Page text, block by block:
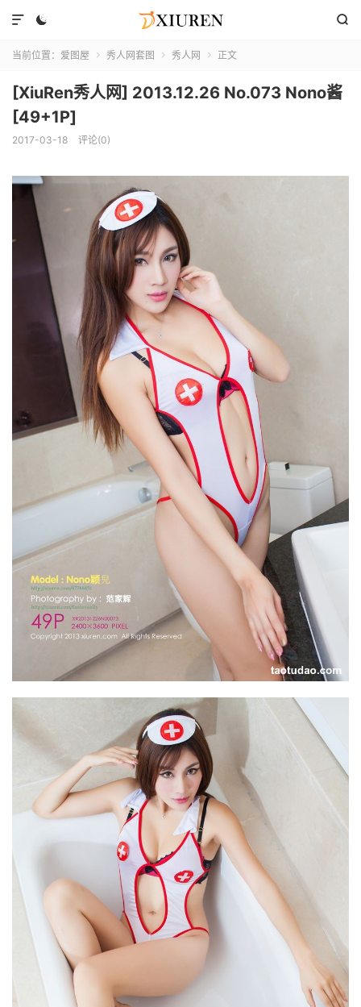
 

当前位置： 爱图屋  秀人网套图  秀人网  正文
[XiuRen秀人网] 2013.12.26 No.073 Nono酱
[49+1P]
2017-03-18 评论(0)